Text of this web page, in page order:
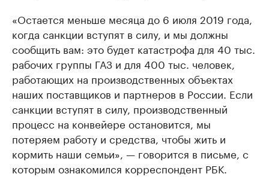
«Остается меньше месяца до 6 июля 2019 года,
когда санкции вступят в силу, и мы должны
сообщить вам: это будет катастрофа для 40 тыс.
рабочих группы ГАЗ и для 400 тыс. человек,
работающих на производственных объектах
наших поставщиков и партнеров в России. Если
санкции вступят в силу, производственный
процесс на конвейере остановится, мы
потеряем работу и средства, чтобы жить и
кормить наши семьи», — говорится в письме, с
которым ознакомился корреспондент РБК.